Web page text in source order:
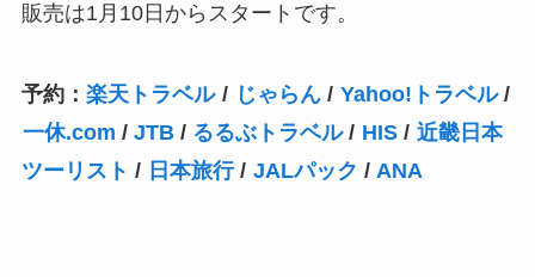
販売は1月10日からスタートです。
予約： 楽天トラベル/ じゃらん/ Yahoo!トラベル/
一休.com / JTB/ るるぶトラベル/ HIS/ 近畿日本
ツーリスト / 日本旅行/ JALパック / ANA